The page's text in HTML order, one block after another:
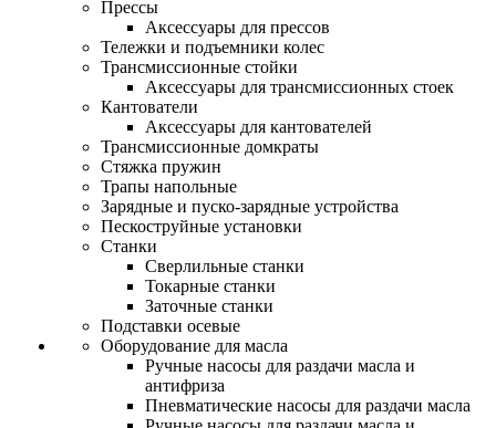
Прессы
Аксессуары для прессов
Тележки и подъемники колес
Трансмиссионные стойки
Аксессуары для трансмиссионных стоек
Кантователи
Аксессуары для кантователей
Трансмиссионные домкраты
Стяжка пружин
Трапы напольные
Зарядные и пуско-зарядные устройства
Пескоструйные установки
Станки
Сверлильные станки
Токарные станки
Заточные станки
Подставки осевые
Оборудование для масла
Ручные насосы для раздачи масла и
антифриза
Пневматические насосы для раздачи масла